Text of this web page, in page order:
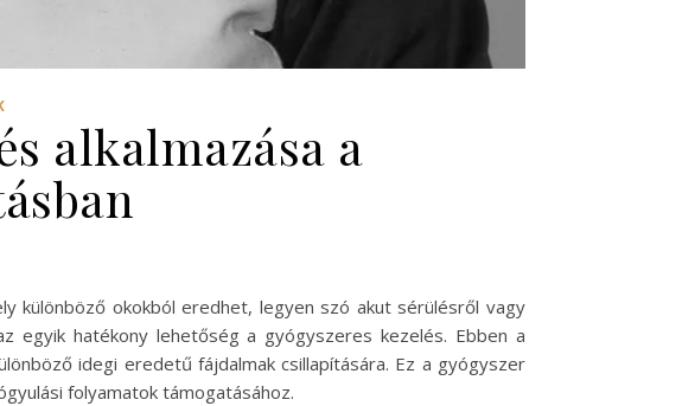
alkalmazása a
különböző okokból eredhet, legyen szó akut sérülésről vagy
egyik hatékony lehetőség a gyógyszeres kezelés. Ebben a
idegi eredetű fájdalmak csillapítására. Ez a gyógyszer
folyamatok támogatásához.